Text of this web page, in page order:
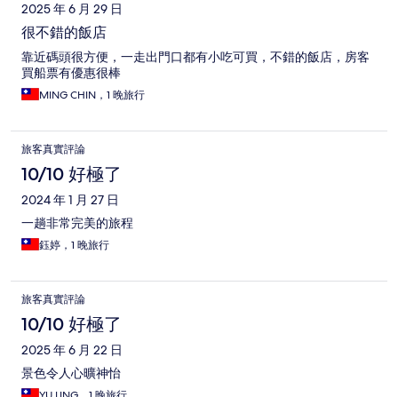
2025 年 6 月 29 日
很不錯的飯店
靠近碼頭很方便，一走出門口都有小吃可買，不錯的飯店，房客
買船票有優惠很棒
MING CHIN，1 晚旅行
旅客真實評論
10/10 好極了
2024 年 1 月 27 日
一趟非常完美的旅程
鈺婷，1 晚旅行
旅客真實評論
10/10 好極了
2025 年 6 月 22 日
景色令人心曠神怡